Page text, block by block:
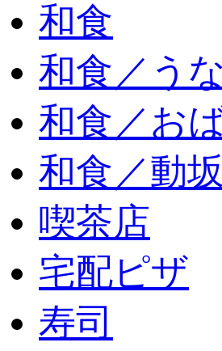
和食
和食／う
和食／お
和食／動
喫茶店
宅配ピザ
寿司